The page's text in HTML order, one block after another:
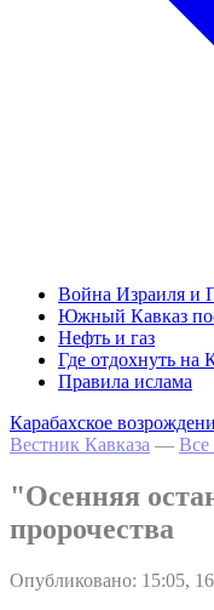
Война Израиля и
Южный Кавказ
Нефть и газ
Где отдохнуть на
Правила ислама
Карабахское
Вестник Кавказа — Все
"Осенняя
пророчества
Опубликовано: 15:05,